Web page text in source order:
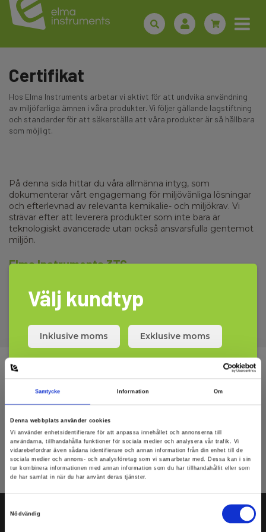
Samtycke Information Om
Denna webbplats använder cookies
Vi använder enhetsidentifierare för att anpassa innehållet och annonserna till
användarna, tillhandahålla funktioner för sociala medier och analysera vår trafik. Vi
vidarebefordrar även sådana identifierare och annan information från din enhet till de
sociala medier och annons- och analysföretag som vi samarbetar med. Dessa kan i sin
tur kombinera informationen med annan information som du har tillhandahållit eller som
de har samlat in när du har använt deras tjänster.
Nödvändig
Certifikat
Hos Elma Instruments arbetar vi aktivt för att undvika användning
av miljöfarliga ämnen i våra produkter. Vi följer gällande lagstiftning
och standarder för att säkerställa att våra produkter är så hållbara
som möjligt.
På denna sida hittar du våra allmänna intyg, som
dokumenterar vårt engagemang för miljövänliga lösningar
och efterlevnad av relevanta kemikalie- och miljökrav. Vi
strävar efter att leverera produkter som inte bara är
teknologiskt avancerade utan också ansvarsfulla gentemot
miljön.
Elma Instruments 3TG
Elma Instruments REACH
Elma Instruments ROHS
Anmäl dig för att få E-News!
Håll dig uppdaterad, och få våra erbjudanden i din
inkorg
Anmäl mig
Läs mer i vårt GDPR Persondataskydd. Du kan avanmäla dig nyhetsbrevet när
som helst via en link i nyhetsmailet.
Välj kundtyp
Inklusive moms Exklusive moms